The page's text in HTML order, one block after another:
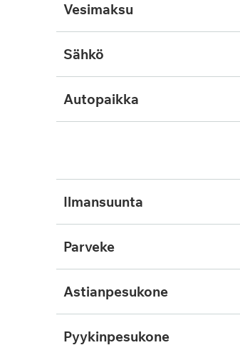
Vesimaksu
Sähkö
Autopaikka
ilmansuunta
parveke
astianpesukone
pyykinpesukone